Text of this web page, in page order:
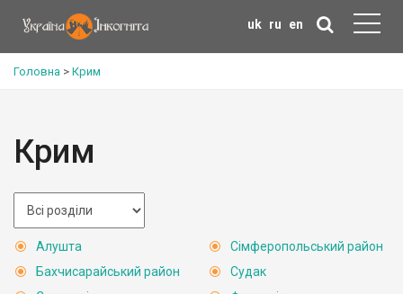
uk ru en
Головна > Крим
Крим
Алушта
Бахчисарайський район
Сімферопольський район
Судак